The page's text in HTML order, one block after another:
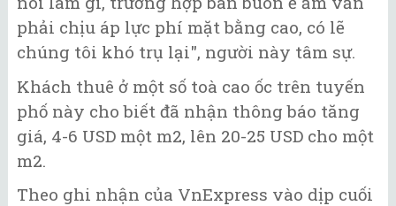
phải chịu áp lực phí mặt bằng cao, có lẽ
chúng tôi khó trụ lại", người này tâm sự.
Khách thuê ở một số toà cao ốc trên tuyến
phố này cho biết đã nhận thông báo tăng
giá, 4-6 USD một m2, lên 20-25 USD cho một
m2.
Theo ghi nhận của VnExpress vào dịp cuối